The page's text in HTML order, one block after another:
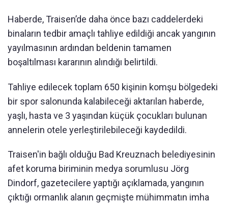
Haberde, Traisen’de daha önce bazı caddelerdeki
binaların tedbir amaçlı tahliye edildiği ancak yangının
yayılmasının ardından beldenin tamamen
boşaltılması kararının alındığı belirtildi.
Tahliye edilecek toplam 650 kişinin komşu bölgedeki
bir spor salonunda kalabileceği aktarılan haberde,
yaşlı, hasta ve 3 yaşından küçük çocukları bulunan
annelerin otele yerleştirilebileceği kaydedildi.
Traisen'in bağlı olduğu Bad Kreuznach belediyesinin
afet koruma biriminin medya sorumlusu Jörg
Dindorf, gazetecilere yaptığı açıklamada, yangının
çıktığı ormanlık alanın geçmişte mühimmatın imha